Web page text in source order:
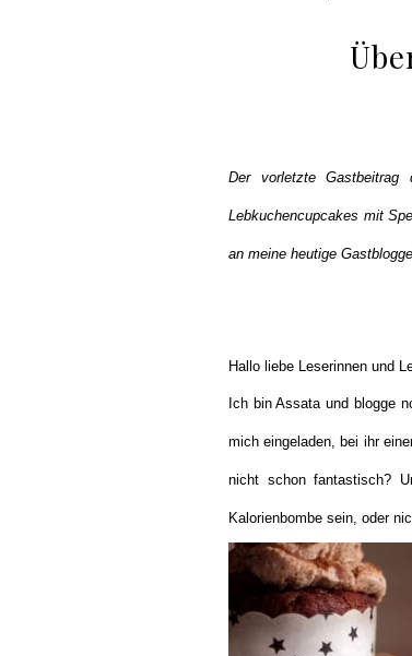
Der vorletzte
Lebkuchencupcakes mit
an meine heutige
Hallo liebe Leserinnen und
Ich bin Assata und blogge
mich eingeladen, bei ihr
nicht schon fantastisch?
Kalorienbombe sein, oder